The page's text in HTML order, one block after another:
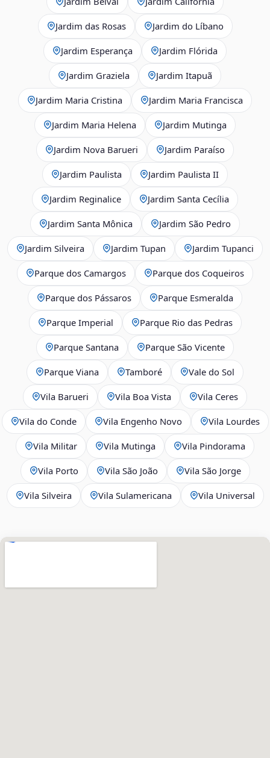
Jardim das Rosas Jardim do Líbano
Jardim Esperança Jardim Flórida
Jardim Graziela Jardim Itapuã
Jardim Maria Cristina Jardim Maria Francisca
Jardim Maria Helena Jardim Mutinga
Jardim Nova Barueri Jardim Paraíso
Jardim Paulista Jardim Paulista II
Jardim Reginalice Jardim Santa Cecília
Jardim Santa Mônica Jardim São Pedro
Jardim Silveira Jardim Tupan Jardim Tupanci
Parque dos Camargos Parque dos Coqueiros
Parque dos Pássaros Parque Esmeralda
Parque Imperial Parque Rio das Pedras
Parque Santana Parque São Vicente
Parque Viana Tamboré Vale do Sol
Vila Barueri Vila Boa Vista Vila Ceres
Vila do Conde Vila Engenho Novo Vila Lourdes
Vila Militar Vila Mutinga Vila Pindorama
Vila Porto Vila São João Vila São Jorge
Vila Silveira Vila Sulamericana Vila Universal